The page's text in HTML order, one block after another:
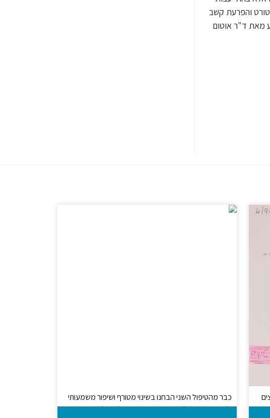
והפרעת קשב
מאת ד"ר אוטום
כבר מהטיפול השני הבחנו בשינוי מטורף ושיפור משמעותי
ולאחר מס' טיפולים בודדים, הטיקים נעלמו כלא היו.